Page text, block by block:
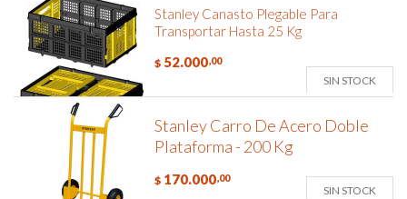
Stanley Canasto Plegable Para
Transportar Hasta 25 Kg
$ 52.000,00
SIN STOCK
Stanley Carro De Acero Doble
Plataforma - 200 Kg
$ 170.000,00
SIN STOCK